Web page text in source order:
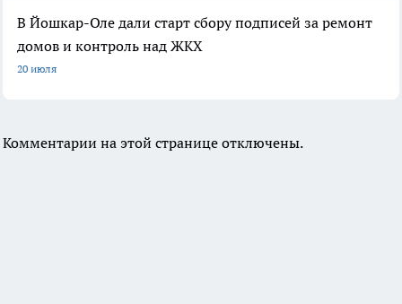
В Йошкар-Оле дали старт сбору подписей за ремонт
домов и контроль над ЖКХ
20 июля
Комментарии на этой странице отключены.